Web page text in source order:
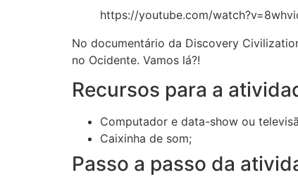
https://youtube.com/
No documentário da Discovery
no Ocidente. Vamos lá?!
Recursos para a
Computador e data-show ou
Caixinha de som;
Passo a passo da